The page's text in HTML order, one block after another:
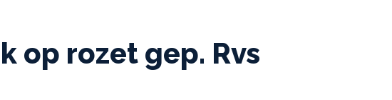
op rozet gep. Rvs